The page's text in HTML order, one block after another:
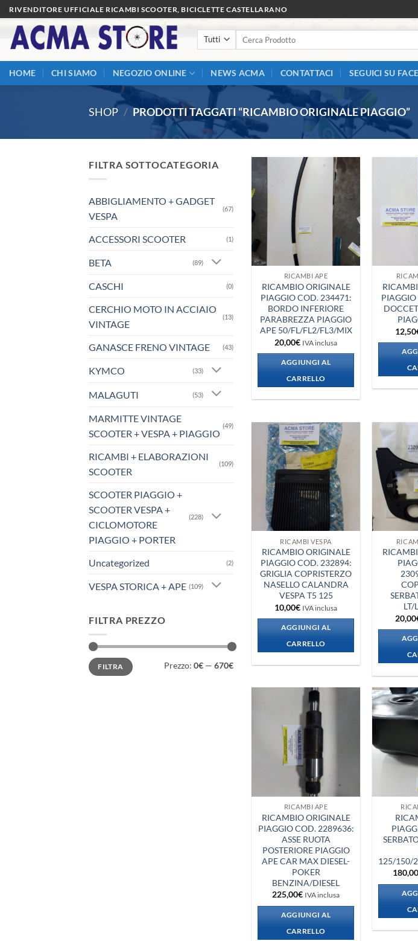
Salta
ai
contenuti
RIVENDITORE UFFICIALE RICAMBI SCOOTER, BICICLETTE CASTELLARANO
HOME CHI SIAMO NEGOZIO ONLINE NEWS ACMA CONTATTACI SEGUICI SU
SHOP / PRODOTTI TAGGATI “RICAMBIO ORIGINALE PIAGGIO”
FILTRA SOTTOCATEGORIA
ABBIGLIAMENTO + GADGET
VESPA
(67)
ACCESSORI SCOOTER (1)
BETA (89)
CASCHI (0)
CERCHIO MOTO IN ACCIAIO
VINTAGE
(13)
GANASCE FRENO VINTAGE (43)
KYMCO (33)
MALAGUTI (53)
MARMITTE VINTAGE
SCOOTER + VESPA + PIAGGIO
(49)
RICAMBI + ELABORAZIONI
SCOOTER
(109)
SCOOTER PIAGGIO +
SCOOTER VESPA +
CICLOMOTORE
PIAGGIO + PORTER
(228)
Uncategorized (2)
VESPA STORICA + APE (109)
FILTRA PREZZO
Prezzo
Min
Prezzo
MaxFILTRA Prezzo: 0€ — 670€
Aggiungi
alla lista
dei
desideri
RICAMBI APE
RICAMBIO ORIGINALE
PIAGGIO COD. 234471:
BORDO INFERIORE
PARABREZZA PIAGGIO
APE 50/FL/FL2/FL3/MIX
20,00€ IVA inclusa
AGGIUNGI AL
CARRELLO
12,50
Aggiungi
alla lista
dei
desideri
RICAMBI VESPA
RICAMBIO ORIGINALE
PIAGGIO COD. 232894:
GRIGLIA COPRISTERZO
NASELLO CALANDRA
VESPA T5 125
10,00€ IVA inclusa
AGGIUNGI AL
CARRELLO
LT/
20,00
RICAMBI APE
RICAMBIO ORIGINALE
PIAGGIO COD. 2289636:
ASSE RUOTA
POSTERIORE PIAGGIO
APE CAR MAX DIESEL-
POKER
BENZINA/DIESEL
225,00€ IVA inclusa
AGGIUNGI AL
CARRELLO
125/150/
180,00